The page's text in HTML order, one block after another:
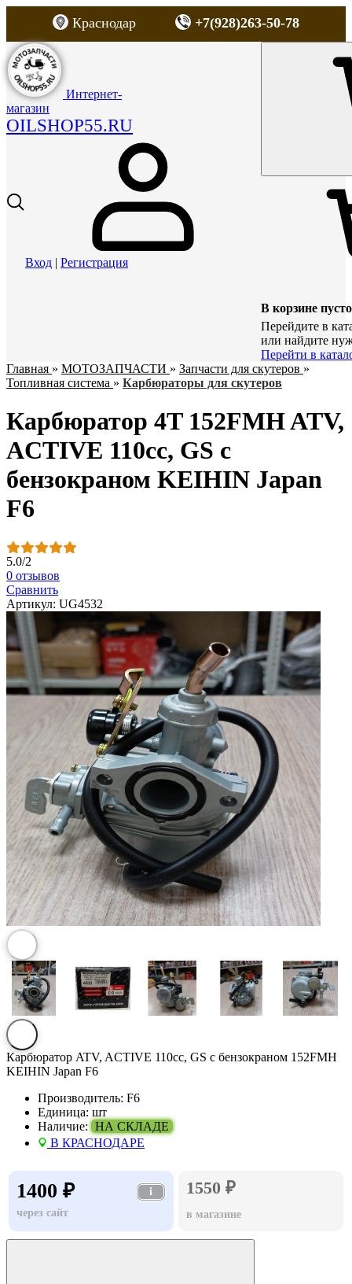
Краснодар +7(928)263-50-78
Интернет-
магазин
OILSHOP55.RU
Вход | Регистрация
В корзине пусто
Перейдите в
или найдите
Перейти в
Главная » МОТОЗАПЧАСТИ » Запчасти для скутеров »
Топливная система » Карбюраторы для скутеров
Карбюратор 4T 152FMH ATV,
ACTIVE 110cc, GS с
бензокраном KEIHIN Japan
F6
5.0/2
0 отзывов
Сравнить
Артикул: UG4532
Карбюратор ATV, ACTIVE 110cc, GS с бензокраном 152FMH
KEIHIN Japan F6
Производитель: F6
Единица: шт
Наличие: НА СКЛАДЕ
В КРАСНОДАРЕ
1400 ₽
i
через сайт
1550 ₽
в магазине